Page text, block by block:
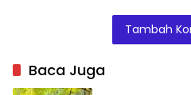
Tambah
Baca Juga